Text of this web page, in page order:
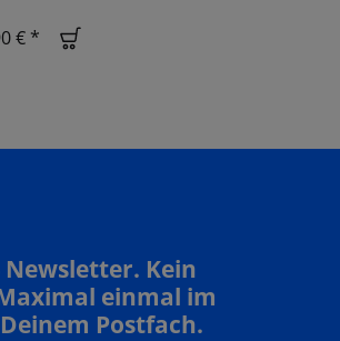
€ *
Newsletter. Kein
einmal im
Postfach.